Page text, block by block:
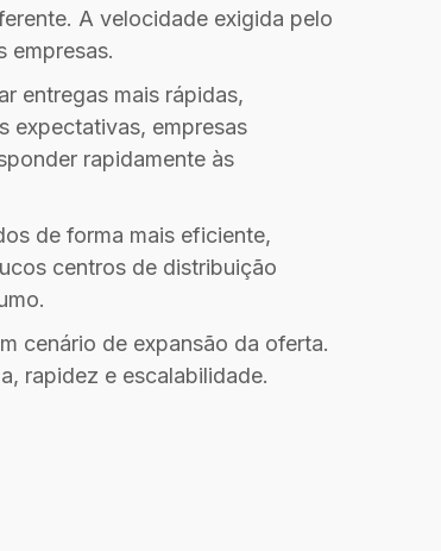
A velocidade exigida pelo
empresas.
entregas mais rápidas,
expectativas, empresas
rapidamente às
de forma mais eficiente,
centros de distribuição
cenário de expansão da oferta.
rapidez e escalabilidade.